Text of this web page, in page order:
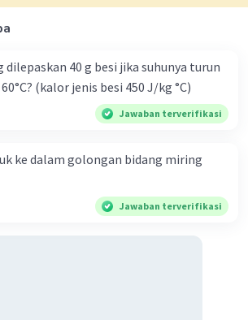
dilepaskan 40 g besi jika suhunya turun
(kalor jenis besi 450 J/kg °C)
Jawaban terverifikasi
ke dalam golongan bidang miring
Jawaban terverifikasi